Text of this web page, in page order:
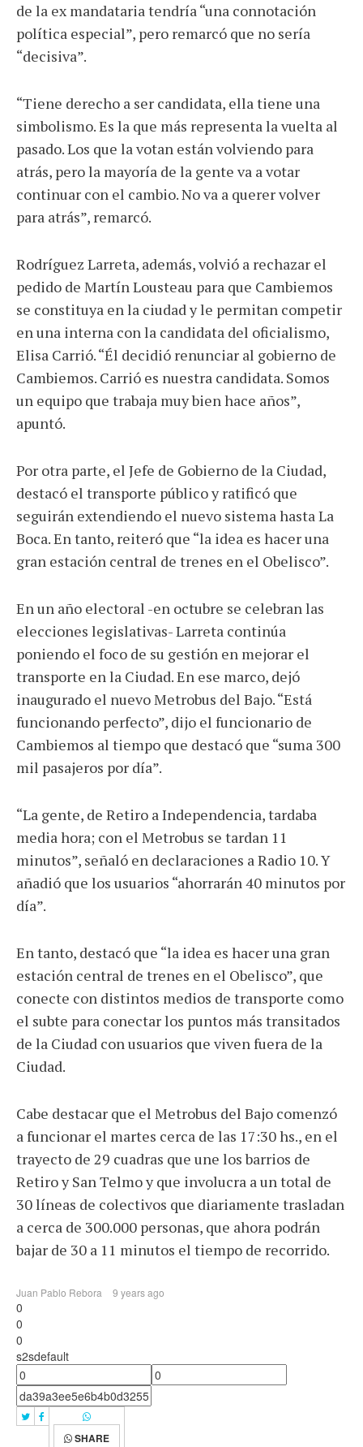
de la ex mandataria tendría “una connotación
política especial”, pero remarcó que no sería
“decisiva”.
“Tiene derecho a ser candidata, ella tiene una
simbolismo. Es la que más representa la vuelta al
pasado. Los que la votan están volviendo para
atrás, pero la mayoría de la gente va a votar
continuar con el cambio. No va a querer volver
para atrás”, remarcó.
Rodríguez Larreta, además, volvió a rechazar el
pedido de Martín Lousteau para que Cambiemos
se constituya en la ciudad y le permitan competir
en una interna con la candidata del oficialismo,
Elisa Carrió. “Él decidió renunciar al gobierno de
Cambiemos. Carrió es nuestra candidata. Somos
un equipo que trabaja muy bien hace años”,
apuntó.
Por otra parte, el Jefe de Gobierno de la Ciudad,
destacó el transporte público y ratificó que
seguirán extendiendo el nuevo sistema hasta La
Boca. En tanto, reiteró que “la idea es hacer una
gran estación central de trenes en el Obelisco”.
En un año electoral -en octubre se celebran las
elecciones legislativas- Larreta continúa
poniendo el foco de su gestión en mejorar el
transporte en la Ciudad. En ese marco, dejó
inaugurado el nuevo Metrobus del Bajo. “Está
funcionando perfecto”, dijo el funcionario de
Cambiemos al tiempo que destacó que “suma 300
mil pasajeros por día”.
“La gente, de Retiro a Independencia, tardaba
media hora; con el Metrobus se tardan 11
minutos”, señaló en declaraciones a Radio 10. Y
añadió que los usuarios “ahorrarán 40 minutos por
día”.
En tanto, destacó que “la idea es hacer una gran
estación central de trenes en el Obelisco”, que
conecte con distintos medios de transporte como
el subte para conectar los puntos más transitados
de la Ciudad con usuarios que viven fuera de la
Ciudad.
Cabe destacar que el Metrobus del Bajo comenzó
a funcionar el martes cerca de las 17:30 hs., en el
trayecto de 29 cuadras que une los barrios de
Retiro y San Telmo y que involucra a un total de
30 líneas de colectivos que diariamente trasladan
a cerca de 300.000 personas, que ahora podrán
bajar de 30 a 11 minutos el tiempo de recorrido.
Juan Pablo Rebora 9 years ago
0
0
0
s2sdefault
SHARE